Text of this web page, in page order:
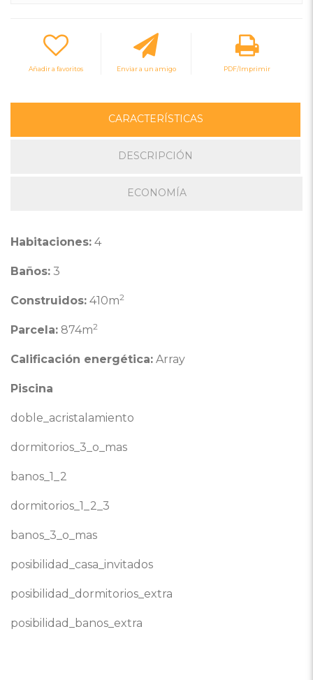
Añadir a favoritos Enviar a un amigo PDF/Imprimir
CARACTERÍSTICAS
DESCRIPCIÓN
ECONOMÍA
Habitaciones: 4
Baños: 3
Construidos: 410m2
Parcela: 874m2
Calificación energética: Array
Piscina
doble_acristalamiento
dormitorios_3_o_mas
banos_1_2
dormitorios_1_2_3
banos_3_o_mas
posibilidad_casa_invitados
posibilidad_dormitorios_extra
posibilidad_banos_extra